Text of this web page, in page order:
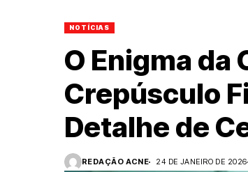
NOTÍCIAS
O Enigma da
Crepúsculo
Detalhe de
REDAÇÃO ACNE 24 DE JANEIRO DE 2026